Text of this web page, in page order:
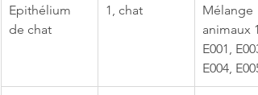
Epithélium
de chat
1, chat
Mélange
animaux 1
E001,
E004, E005